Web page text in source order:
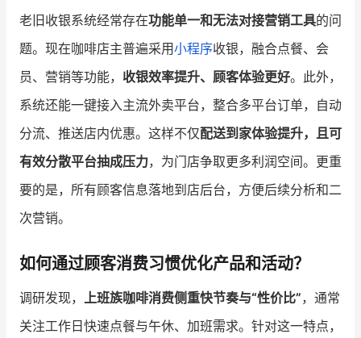
老旧收银系统经常存在功能单一和无法对接营销工具的问
题。现在咖啡店主普遍采用小程序收银，融合点餐、会
员、营销等功能， 收银效率提升、顾客体验更好。此外，
系统还能一键接入主流外卖平台，整合多平台订单，自动
分流、推送店内优惠。这样不仅配送到家体验提升，且可
有效分散平台抽成压力，为门店争取更多利润空间。更重
要的是，所有顾客信息落地到店后台，方便后续分析和二
次营销。
如何通过顾客消费习惯优化产品和活动？
调研发现， 上班族咖啡消费侧重快节奏与“性价比”，通常
关注工作日快速点餐与午休、加班需求。针对这一特点，